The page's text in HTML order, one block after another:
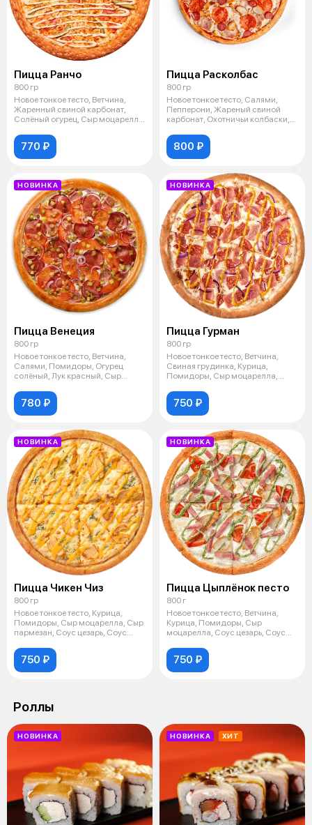
Пицца Ранчо
800 гр
Новое тонкое тесто, Ветчина,
Жаренный свиной карбонат,
Солёный огурец, Сыр моцарелла,
770 ₽
Пицца Расколбас
800 гр
Новое тонкое тесто, Салями,
Пепперони, Жареный свиной
карбонат, Охотничьи колбаски,
800 ₽
НОВИНКА
Пицца Венеция
800 гр
Новое тонкое тесто, Ветчина,
Салями, Помидоры, Огурец
солёный, Лук красный, Сыр
780 ₽
НОВИНКА
Пицца Гурман
800 гр
Новое тонкое тесто, Ветчина,
Свиная грудинка, Курица,
Помидоры, Сыр моцарелла,
750 ₽
НОВИНКА
Пицца Чикен Чиз
800 гр
Новое тонкое тесто, Курица,
Помидоры, Сыр моцарелла, Сыр
пармезан, Соус цезарь, Соус
750 ₽
НОВИНКА
Пицца Цыплёнок песто
800 г
Новое тонкое тесто, Ветчина,
Курица, Помидоры, Сыр
моцарелла, Соус цезарь, Соус
750 ₽
Роллы
НОВИНКА НОВИНКА ХИТ